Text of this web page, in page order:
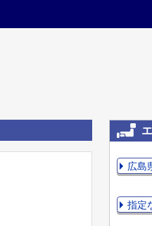
広島
指定